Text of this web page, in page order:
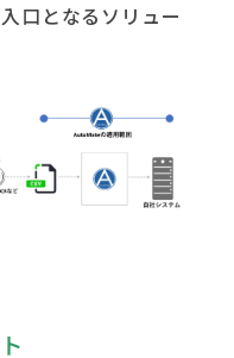
口となるソリュー